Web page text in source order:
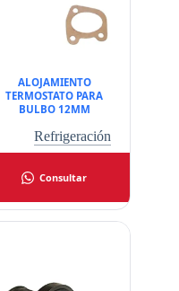
ALOJAMIENTO
TERMOSTATO PARA
BULBO 12MM
Refrigeración
Consultar